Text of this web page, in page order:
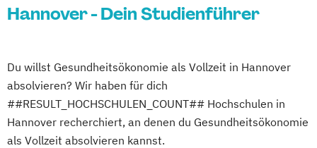
Hannover - Dein Studienführer
Du willst Gesundheitsökonomie als Vollzeit in Hannover
absolvieren? Wir haben für dich
##RESULT_HOCHSCHULEN_COUNT## Hochschulen in
Hannover recherchiert, an denen du Gesundheitsökonomie
als Vollzeit absolvieren kannst.